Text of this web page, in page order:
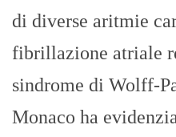
di diverse aritmie
fibrillazione atriale
sindrome di Wolff-
Monaco ha